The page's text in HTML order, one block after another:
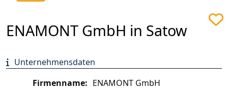
ENAMONT GmbH in Satow
Unternehmensdaten
Firmenname: ENAMONT GmbH